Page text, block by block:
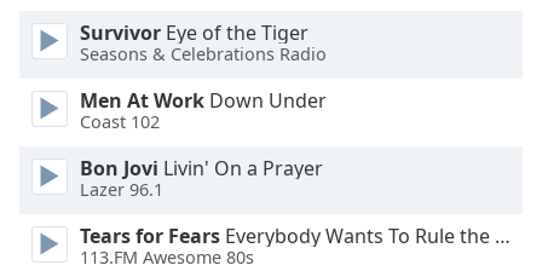
Color
Opacity
Background
Color
Survivor Eye of the Tiger
Seasons & Celebrations Radio
Men At Work Down Under
Coast 102
Bon Jovi Livin' On a Prayer
Lazer 96.1
Tears for Fears Everybody Wants To Rule the World
113.FM Awesome 80s